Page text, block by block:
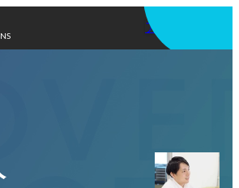
アプリを使う